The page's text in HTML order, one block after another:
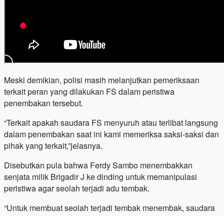
Meski demikian, polisi masih melanjutkan pemeriksaan
terkait peran yang dilakukan FS dalam peristiwa
penembakan tersebut.
“Terkait apakah saudara FS menyuruh atau terlibat langsung
dalam penembakan saat ini kami memeriksa saksi-saksi dan
pihak yang terkait,”jelasnya.
Disebutkan pula bahwa Ferdy Sambo menembakkan
senjata milik Brigadir J ke dinding untuk memanipulasi
peristiwa agar seolah terjadi adu tembak.
“Untuk membuat seolah terjadi tembak menembak, saudara